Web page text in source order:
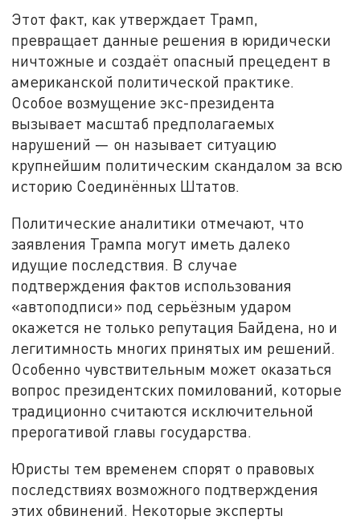
Этот факт, как утверждает Трамп,
превращает данные решения в юридически
ничтожные и создаёт опасный прецедент в
американской политической практике.
Особое возмущение экс-президента
вызывает масштаб предполагаемых
нарушений — он называет ситуацию
крупнейшим политическим скандалом за всю
историю Соединённых Штатов.
Политические аналитики отмечают, что
заявления Трампа могут иметь далеко
идущие последствия. В случае
подтверждения фактов использования
«автоподписи» под серьёзным ударом
окажется не только репутация Байдена, но и
легитимность многих принятых им решений.
Особенно чувствительным может оказаться
вопрос президентских помилований, которые
традиционно считаются исключительной
прерогативой главы государства.
Юристы тем временем спорят о правовых
последствиях возможного подтверждения
этих обвинений. Некоторые эксперты